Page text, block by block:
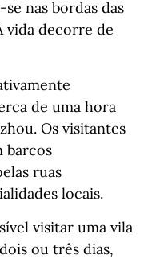
nas bordas das
vida decorre de
de uma hora
Os visitantes
barcos
ruas
locais.
visitar uma vila
ou três dias,